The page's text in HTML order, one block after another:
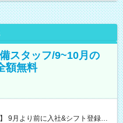
スタッフ/9~10月の
額無料
9月より前に入社&シフト登録す